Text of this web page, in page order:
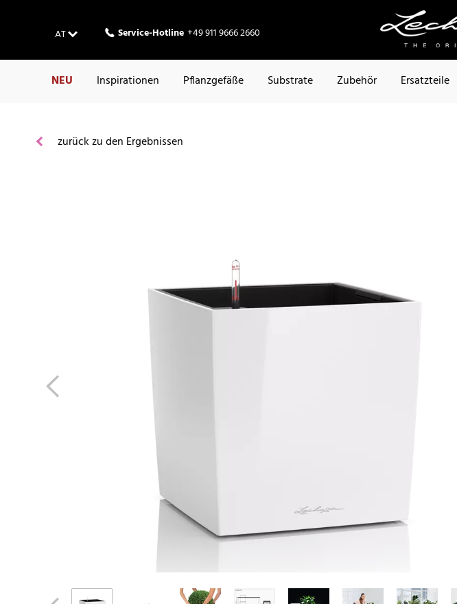
AT Service-Hotline +49 911 9666 2660
NEU Inspirationen Pflanzgefäße Substrate Zubehör Ersatzteile
zurück zu den Ergebnissen